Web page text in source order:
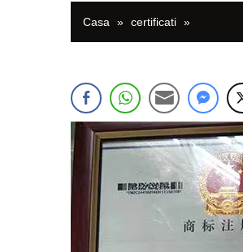
Casa » certificati »